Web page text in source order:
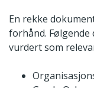
En rekke
forhånd.
vurdert som